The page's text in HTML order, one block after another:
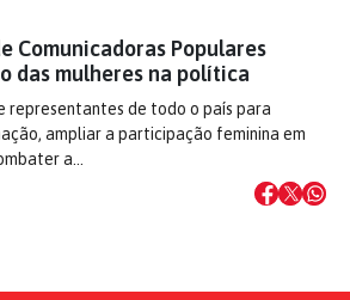
Comunicadoras Populares
das mulheres na política
representantes de todo o país para
ampliar a participação feminina em
a…